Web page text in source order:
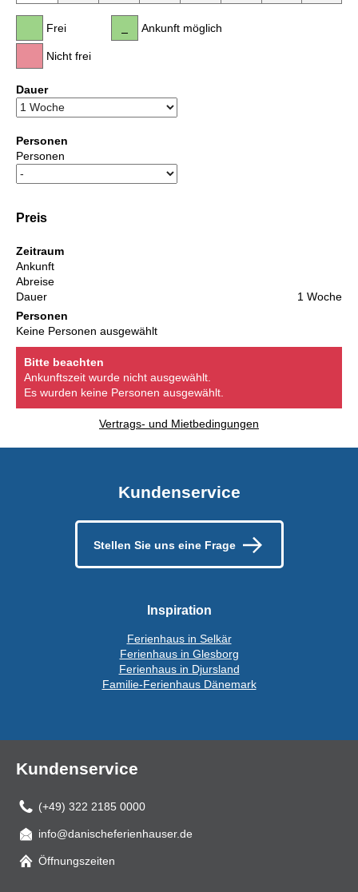
Frei
Nicht frei
Ankunft möglich
Dauer
Personen
Personen
Preis
Zeitraum
Ankunft
Abreise
Dauer
1 Woche
Personen
Keine Personen ausgewählt
Bitte beachten
Ankunftszeit wurde nicht ausgewählt.
Es wurden keine Personen ausgewählt.
Vertrags- und Mietbedingungen
Kundenservice
Stellen Sie uns eine Frage
Inspiration
Ferienhaus in Selkär
Ferienhaus in Glesborg
Ferienhaus in Djursland
Familie-Ferienhaus Dänemark
Kundenservice
(+49) 322 2185 0000
Mail
info@danischeferienhauser.de
Öffnungszeiten